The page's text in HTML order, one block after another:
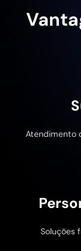
Atendimento
Soluções